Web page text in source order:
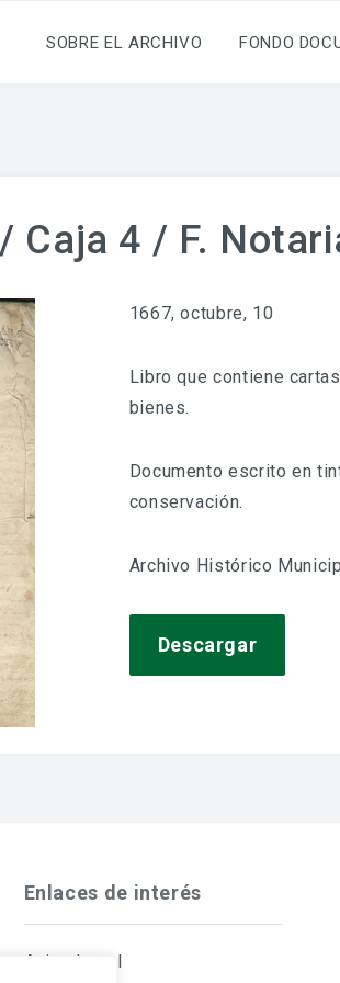
SOBRE EL ARCHIVO FONDO
Caja 4 / F.
1667, octubre, 10
Libro que contiene
bienes.
Documento escrito en
conservación.
Archivo Histórico
Descargar
Enlaces de interés
Aviso Legal